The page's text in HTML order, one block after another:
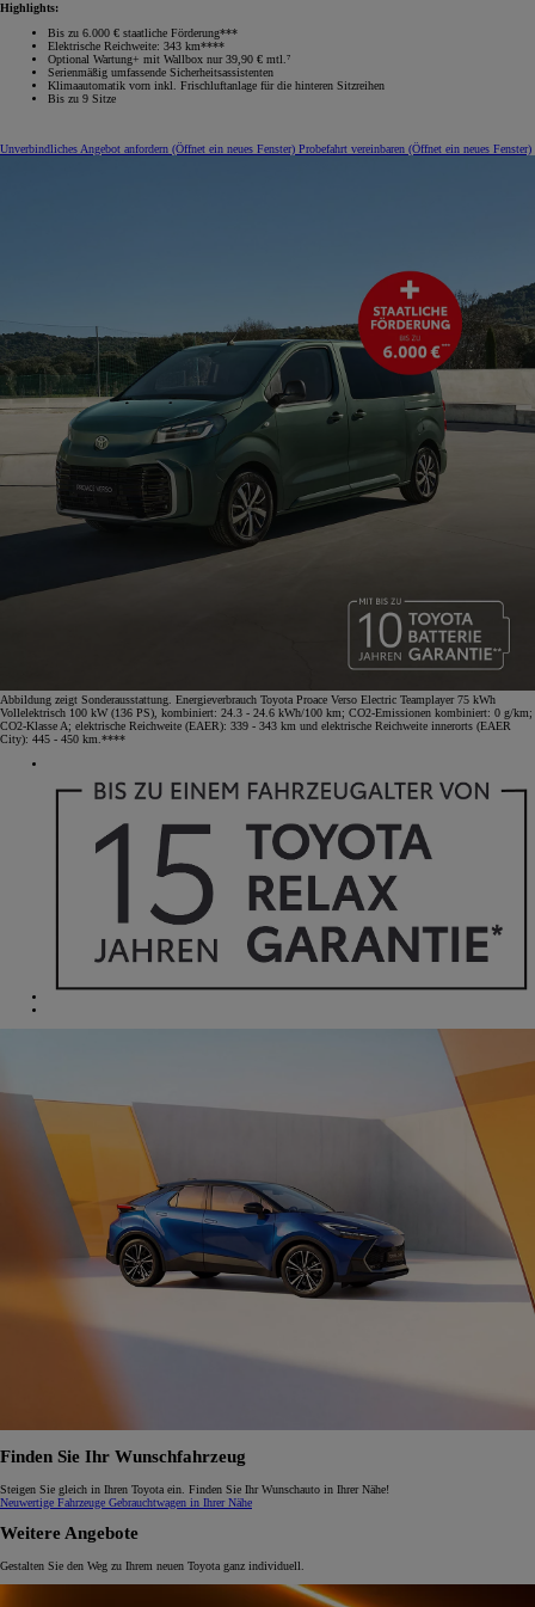
Highlights:
Bis zu 6.000 € staatliche Förderung***
Elektrische Reichweite: 343 km****
Optional Wartung+ mit Wallbox nur 39,90 € mtl.⁷
Serienmäßig umfassende Sicherheitsassistenten
Klimaautomatik vorn inkl. Frischluftanlage für die hinteren Sitzreihen
Bis zu 9 Sitze
Unverbindliches Angebot anfordern (Öffnet ein neues Fenster) Probefahrt vereinbaren (Öffnet ein neues Fenster)
Abbildung zeigt Sonderausstattung. Energieverbrauch Toyota Proace Verso Electric Teamplayer 75 kWh
Vollelektrisch 100 kW (136 PS), kombiniert: 24.3 - 24.6 kWh/100 km; CO2-Emissionen kombiniert: 0 g/km;
CO2-Klasse A; elektrische Reichweite (EAER): 339 - 343 km und elektrische Reichweite innerorts (EAER
City): 445 - 450 km.****
Finden Sie Ihr Wunschfahrzeug
Steigen Sie gleich in Ihren Toyota ein. Finden Sie Ihr Wunschauto in Ihrer Nähe!
Neuwertige Fahrzeuge Gebrauchtwagen in Ihrer Nähe
Weitere Angebote
Gestalten Sie den Weg zu Ihrem neuen Toyota ganz individuell.